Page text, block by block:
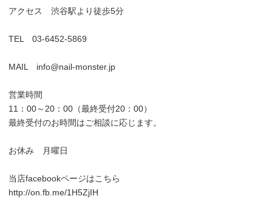
アクセス 渋谷駅より徒歩5分
TEL 03-6452-5869
MAIL info@nail-monster.jp
営業時間
11：00～20：00（最終受付20：00）
最終受付のお時間はご相談に応じます。
お休み 月曜日
当店facebookページはこちら
http://on.fb.me/1H5ZjIH